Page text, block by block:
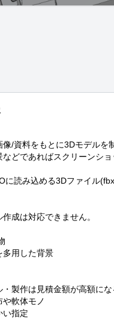
/資料をもとに3Dモデルを
どであればスクリーンシ
に読み込める3Dファイル
成は対応できません。
多用した背景
・製作は見積金額が高額にな
や軟体モノ
い指定